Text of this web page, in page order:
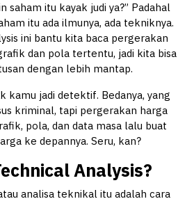
saham itu kayak judi ya?” Padahal
itu ada ilmunya, ada tekniknya.
ini bantu kita baca pergerakan
dan pola tertentu, jadi kita bisa
dengan lebih mantap.
kamu jadi detektif. Bedanya, yang
kriminal, tapi pergerakan harga
pola, dan data masa lalu buat
ke depannya. Seru, kan?
Analysis?
analisa teknikal itu adalah cara